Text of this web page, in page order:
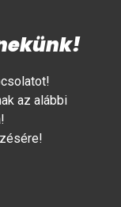
az alábbi